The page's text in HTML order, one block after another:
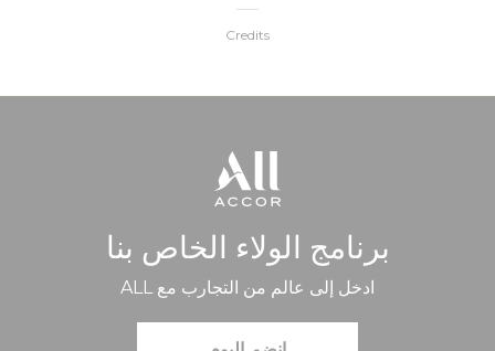
برنامج الولاء الخاص بنا
ادخل إلى عالم من التجارب مع ALL
Credits